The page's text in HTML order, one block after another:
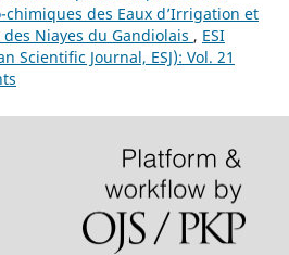
chimiques des Eaux d’Irrigation et
Niayes du Gandiolais , ESI
Scientific Journal, ESJ): Vol. 21